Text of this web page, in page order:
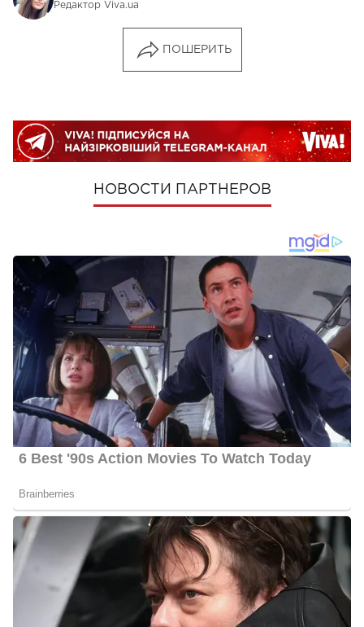
Редактор Viva.ua
ПОШЕРИТЬ
НОВОСТИ ПАРТНЕРОВ